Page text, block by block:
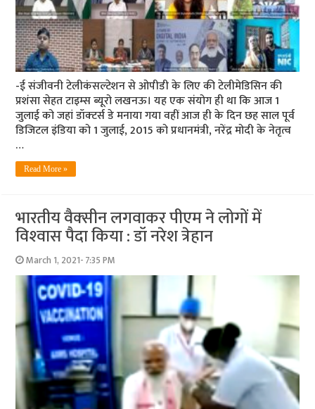
-ई संजीवनी टेलीकंसल्‍टेशन से ओपीडी के लिए की टेलीमेडिसिन की
प्रशंसा सेहत टाइम्‍स ब्‍यूरो लखनऊ। यह एक संयोग ही था कि आज 1
जुलाई को जहां डॉक्‍टर्स डे मनाया गया वहीं आज ही के दिन छह साल पूर्व
डिजिटल इंडिया को 1 जुलाई, 2015 को प्रधानमंत्री, नरेंद्र मोदी के नेतृत्व
…
Read More »
भारतीय वैक्‍सीन लगवाकर पीएम ने लोगों में
विश्‍वास पैदा किया : डॉ नरेश त्रेहान
March 1, 2021- 7:35 PM